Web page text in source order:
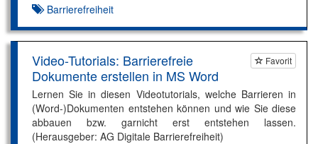
Barrierefreiheit
Favorit
Video-Tutorials: Barrierefreie
Dokumente erstellen in MS Word
Lernen Sie in diesen Videotutorials, welche Barrieren in
(Word-)Dokumenten entstehen können und wie Sie diese
abbauen bzw. garnicht erst entstehen lassen.
(Herausgeber: AG Digitale Barrierefreiheit)